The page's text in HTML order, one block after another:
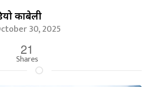
काबेली
30, 2025
21
Shares